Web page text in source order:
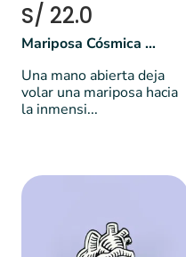
S/ 22.0
Mariposa Cósmica 🦋✨🌌
Una mano abierta deja
volar una mariposa hacia
la inmensi...